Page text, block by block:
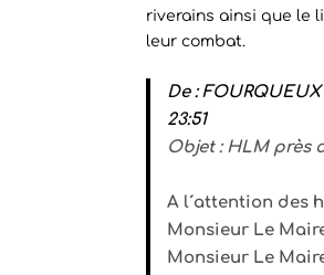
riverains ainsi que le
leur combat.
De :
23:51
Objet :HLM près
A l´attention des
Monsieur Le
Monsieur Le